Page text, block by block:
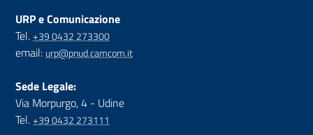
URP e Comunicazione
Tel.+39 0432 273300
email: urp@pnud.camcom.it
Sede Legale:
Via Morpurgo, 4 - Udine
Tel.+39 0432 273111